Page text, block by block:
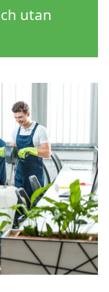
utan